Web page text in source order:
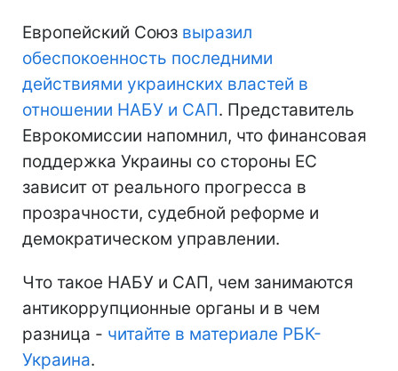
Европейский Союз выразил
обеспокоенность последними
действиями украинских властей в
отношении НАБУ и САП. Представитель
Еврокомиссии напомнил, что финансовая
поддержка Украины со стороны ЕС
зависит от реального прогресса в
прозрачности, судебной реформе и
демократическом управлении.
Что такое НАБУ и САП, чем занимаются
антикоррупционные органы и в чем
разница - читайте в материале РБК-
Украина.